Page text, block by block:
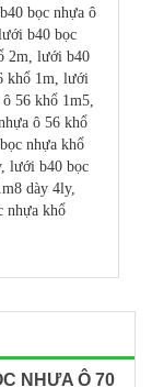
bọc nhựa ô
b40 bọc
2m, lưới b40
khổ 1m, lưới
56 khổ 1m5,
ô 56 khổ
nhựa khổ
lưới b40 bọc
dày 4ly,
nhựa khổ
NHỰA Ô 70